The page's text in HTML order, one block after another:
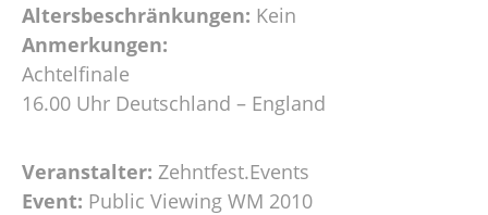
Altersbeschränkungen: Kein
Anmerkungen:
Achtelfinale
16.00 Uhr Deutschland – England
Veranstalter: Zehntfest.Events
Event: Public Viewing WM 2010